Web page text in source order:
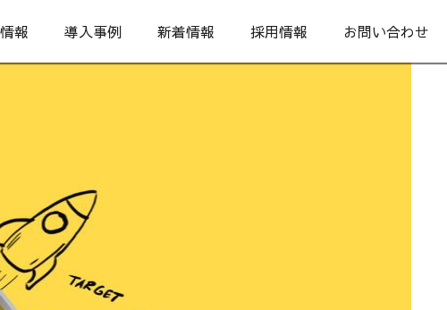
報 導入事例 新着情報 採用情報 お問い合わせ